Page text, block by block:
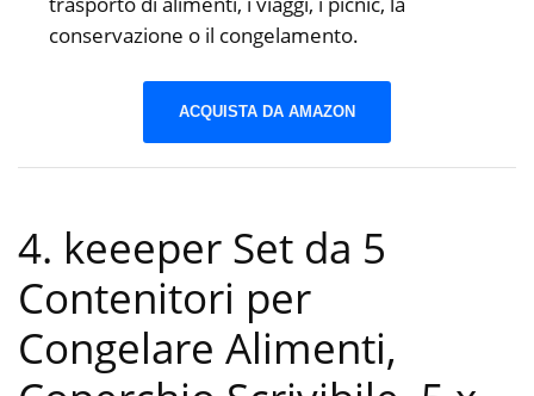
conservazione o il congelamento.
ACQUISTA DA AMAZON
4. keeeper Set da 5
Contenitori per
Congelare Alimenti,